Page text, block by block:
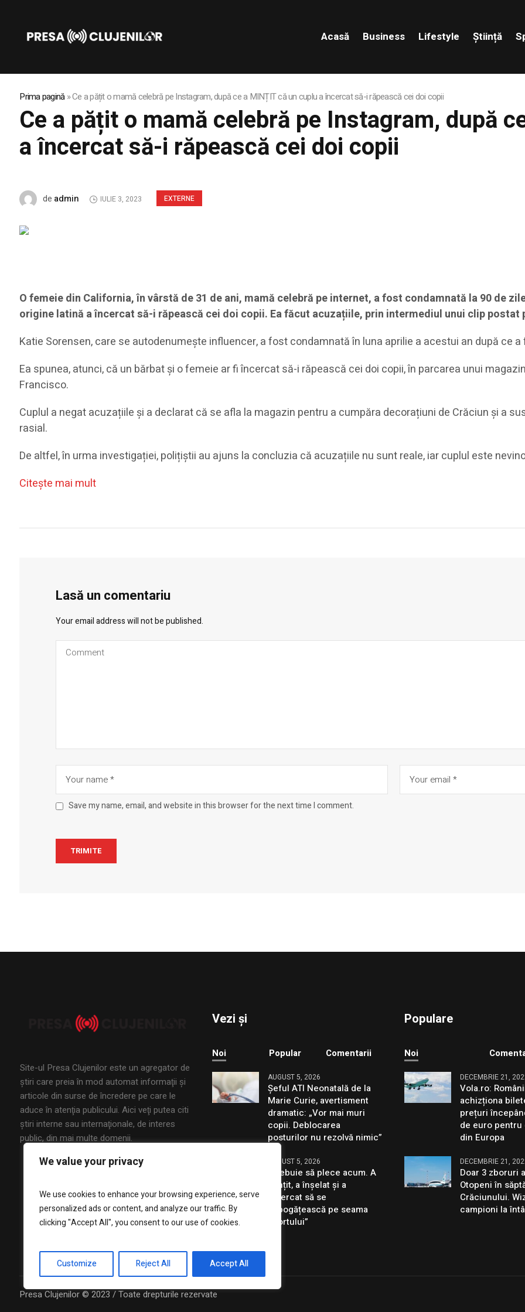
We value your privacy
We use cookies to enhance your browsing experience, serve
personalized ads or content, and analyze our traffic. By
clicking "Accept All", you consent to our use of cookies.
Customize Reject All Accept All
Acasă Business Lifestyle Știință
Prima pagină»Ce a pățit o mamă celebră pe Instagram, după ce a MINȚIT că un cuplu a încercat să-i răpească cei doi copii
Ce a pățit o mamă celebră pe Instagram, după
a încercat să-i răpească cei doi copii
EXTERNE
de admin IULIE 3, 2023
O femeie din California, în vârstă de 31 de ani, mamă celebră pe internet, a fost condamnată la 90 de
origine latină a încercat să-i răpească cei doi copii. Ea făcut acuzațiile, prin intermediul unui clip postat
Katie Sorensen, care se autodenumește influencer, a fost condamnată în luna aprilie a acestui an după ce
Ea spunea, atunci, că un bărbat și o femeie ar fi încercat să-i răpească cei doi copii, în parcarea unui
Francisco.
Cuplul a negat acuzațiile și a declarat că se afla la magazin pentru a cumpăra decorațiuni de Crăciun și a
rasial.
De altfel, în urma investigației, polițiștii au ajuns la concluzia că acuzațiile nu sunt reale, iar cuplul este
Citeşte mai mult
Lasă un comentariu
Your email address will not be published.
Save my name, email, and website in this browser for the next time I comment.
Site-ul Presa Clujenilor este un agregator de
ştiri care preia în mod automat informaţii şi
articole din surse de încredere pe care le
aduce în atenţia publicului. Aici veţi putea citi
ştiri interne sau internaţionale, de interes
public, din mai multe domenii.
Vezi și
Noi Popular Comentarii
AUGUST 5, 2026
Șeful ATI Neonatală de la
Marie Curie, avertisment
dramatic: „Vor mai muri
copii. Deblocarea
posturilor nu rezolvă nimic”
AUGUST 5, 2026
„Trebuie să plece acum. A
mințit, a înșelat și a
încercat să se
îmbogățească pe seama
sportului”
Populare
Noi
DECEMBRIE 21,
Vola.ro:
achizționa
prețuri
de euro pentru
din Europa
DECEMBRIE 21,
Doar 3 zboruri
Otopeni în
Crăciunului.
campioni la
Presa Clujenilor © 2023 / Toate drepturile rezervate